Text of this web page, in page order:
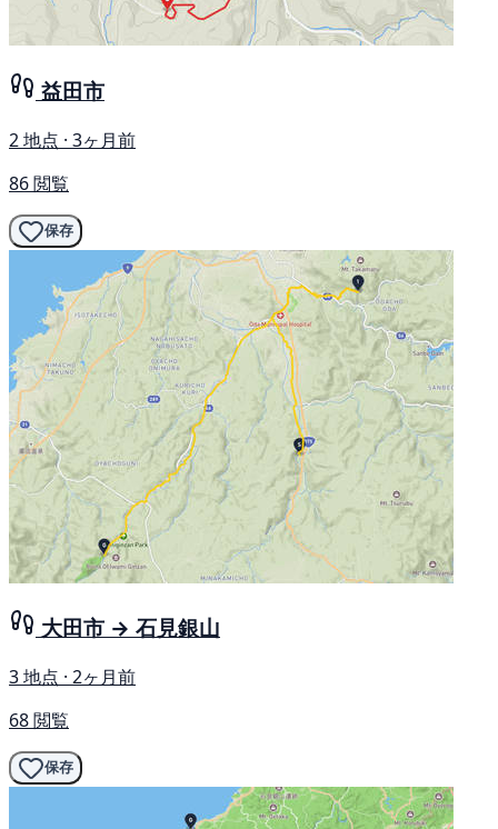
益田市
2 地点 · 3ヶ月前
86 閲覧
保存
大田市 → 石見銀山
3 地点 · 2ヶ月前
68 閲覧
保存